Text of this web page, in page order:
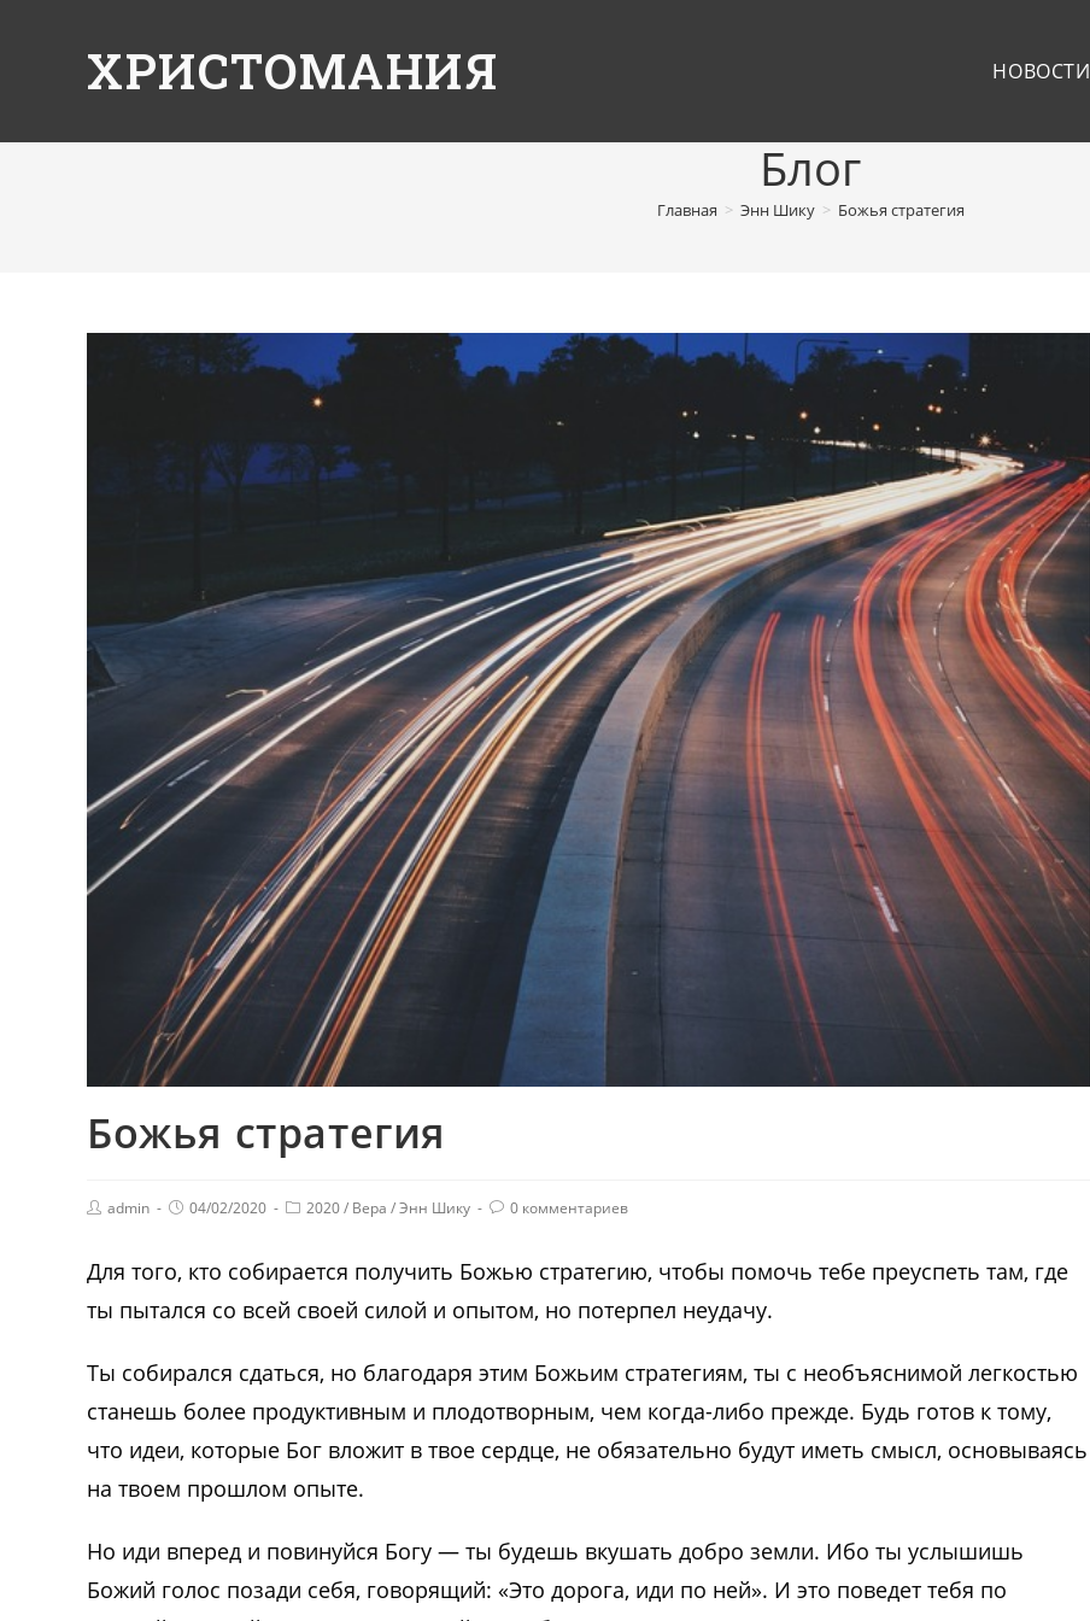
ХРИСТОМАНИЯ НОВОСТИ
Блог
Главная > Энн Шику > Божья стратегия
Божья стратегия
admin 04/02/2020 2020/ Вера /Энн Шику 0 комментариев
Для того, кто собирается получить Божью стратегию, чтобы помочь тебе преуспеть там, где
ты пытался со всей своей силой и опытом, но потерпел неудачу.
Ты собирался сдаться, но благодаря этим Божьим стратегиям, ты с необъяснимой легкостью
станешь более продуктивным и плодотворным, чем когда-либо прежде. Будь готов к тому,
что идеи, которые Бог вложит в твое сердце, не обязательно будут иметь смысл, основываясь
на твоем прошлом опыте.
Но иди вперед и повинуйся Богу — ты будешь вкушать добро земли. Ибо ты услышишь
Божий голос позади себя, говорящий: «Это дорога, иди по ней». И это поведет тебя по